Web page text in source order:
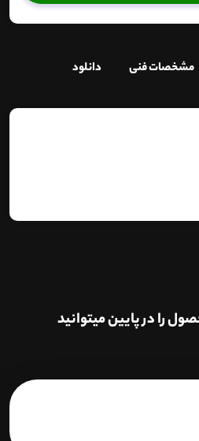
مشخصات فنی دانلود
را در پایین میتوانید